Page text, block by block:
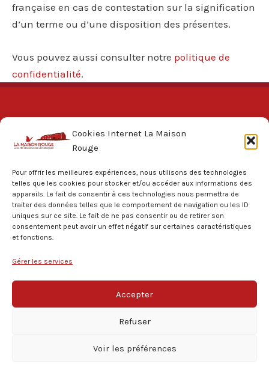
Cookies Internet La Maison
Rouge
Pour offrir les meilleures expériences, nous utilisons des technologies
telles que les cookies pour stocker et/ou accéder aux informations des
appareils. Le fait de consentir à ces technologies nous permettra de
traiter des données telles que le comportement de navigation ou les ID
uniques sur ce site. Le fait de ne pas consentir ou de retirer son
consentement peut avoir un effet négatif sur certaines caractéristiques
et fonctions.
Gérer les services
Accepter
Refuser
Voir les préférences
française en cas de contestation sur la signification
d’un terme ou d’une disposition des présentes.
Vous pouvez aussi consulter notre politique de
confidentialité.
La Maison Rouge
Activités
Contact
Compagnie La Maison Rouge